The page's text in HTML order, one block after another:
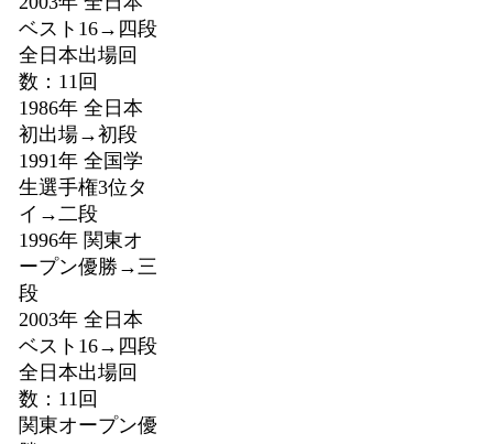
ベスト16→四段
全日本出場回
数：11回
1986年 全日本
初出場→初段
1991年 全国学
生選手権3位タ
イ→二段
1996年 関東オ
ープン優勝→三
段
2003年 全日本
ベスト16→四段
全日本出場回
数：11回
関東オープン優